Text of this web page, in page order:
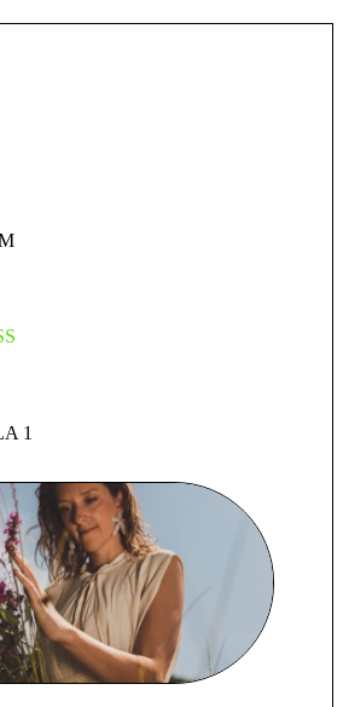
în toate dimensiunile ființei și să devină o
p care ți le propun includ o abordare
& mantre car să onoreze corpul, mintea & spiritul.
1